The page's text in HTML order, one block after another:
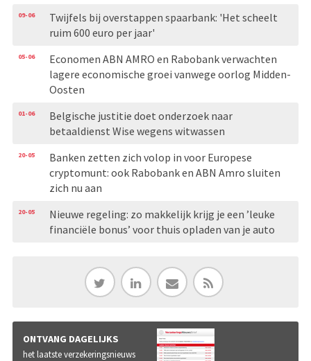
09-06
Twijfels bij overstappen spaarbank: 'Het scheelt
ruim 600 euro per jaar'
05-06
Economen ABN AMRO en Rabobank verwachten
lagere economische groei vanwege oorlog Midden-
Oosten
01-06
Belgische justitie doet onderzoek naar
betaaldienst Wise wegens witwassen
20-05
Banken zetten zich volop in voor Europese
cryptomunt: ook Rabobank en ABN Amro sluiten
zich nu aan
20-05
Nieuwe regeling: zo makkelijk krijg je een ’leuke
financiële bonus’ voor thuis opladen van je auto
ONTVANG DAGELIJKS
het laatste verzekeringsnieuws